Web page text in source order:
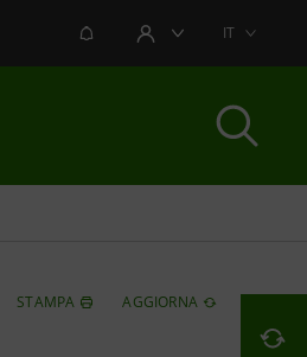
NOTIFICHEAREA UTENTEIT
STAMPA AGGIORNA